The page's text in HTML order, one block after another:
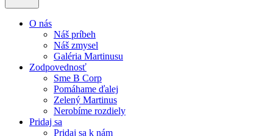
O nás
Náš príbeh
Náš zmysel
Galéria Martinusu
Zodpovednosť
Sme B Corp
Pomáhame ďalej
Zelený Martinus
Nerobíme rozdiely
Pridaj sa
Pridaj sa k nám